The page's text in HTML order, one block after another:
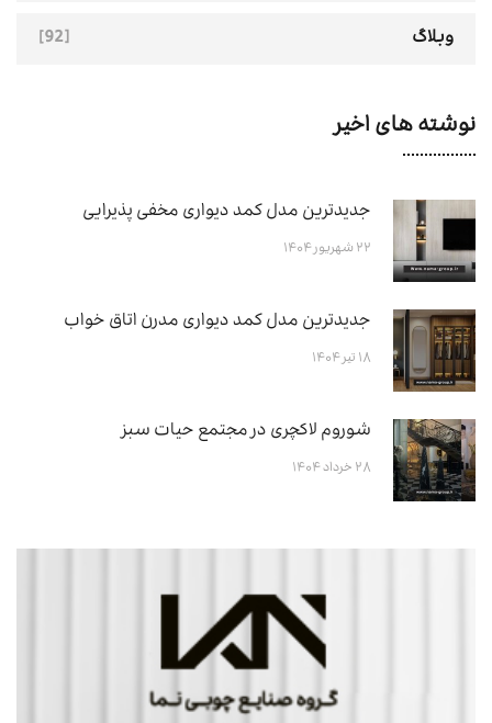
وبلاگ [92]
نوشته های اخیر
جدیدترین مدل کمد دیواری مخفی پذیرایی
۲۲ شهریور ۱۴۰۴
جدیدترین مدل کمد دیواری مدرن اتاق خواب
۱۸ تیر ۱۴۰۴
شوروم لاکچری در مجتمع حیات سبز
۲۸ خرداد ۱۴۰۴